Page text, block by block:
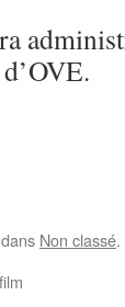
Non classé